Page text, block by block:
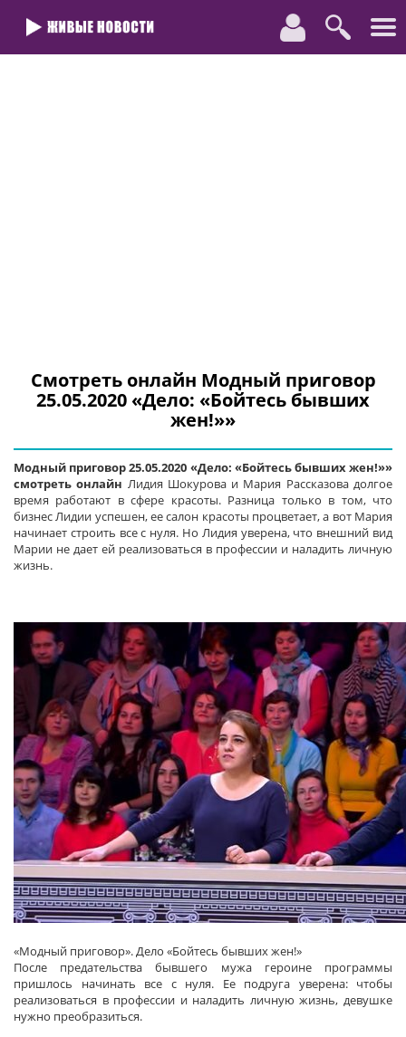
Смотреть онлайн Модный приговор
25.05.2020 «Дело: «Бойтесь бывших
жен!»»
Модный приговор 25.05.2020 «Дело: «Бойтесь бывших жен!»»
смотреть онлайн Лидия Шокурова и Мария Рассказова долгое
время работают в сфере красоты. Разница только в том, что
бизнес Лидии успешен, ее салон красоты процветает, а вот Мария
начинает строить все с нуля. Но Лидия уверена, что внешний вид
Марии не дает ей реализоваться в профессии и наладить личную
жизнь.
«Модный приговор». Дело «Бойтесь бывших жен!»
После предательства бывшего мужа героине программы
пришлось начинать все с нуля. Ее подруга уверена: чтобы
реализоваться в профессии и наладить личную жизнь, девушке
нужно преобразиться.